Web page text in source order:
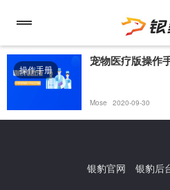
操作手册
宠物医疗版操作
Mose 2020-09-30
银豹官网 银豹后